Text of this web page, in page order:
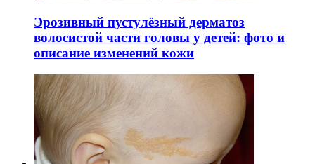
Эрозивный пустулёзный дерматоз
волосистой части головы у детей: фото и
описание изменений кожи